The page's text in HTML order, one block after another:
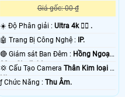
Giá gốc: 00 ₫
☀️ Độ Phân giải :Ultra 4k 👍🏾 .
🤖️ Trang Bị Công Nghệ : IP.
🔴 Giám sát Ban Đêm : Hồng Ngoại
30m Starlight.
💢 Cấu Tạo CameraThân Kim loại +
Nhựa.
️ƒ Chức Năng :Thu Âm.